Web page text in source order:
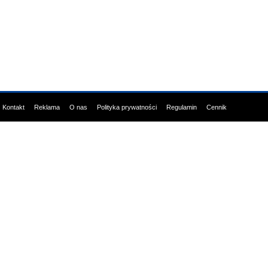
Kontakt Reklama O nas Polityka prywatności Regulamin Cennik